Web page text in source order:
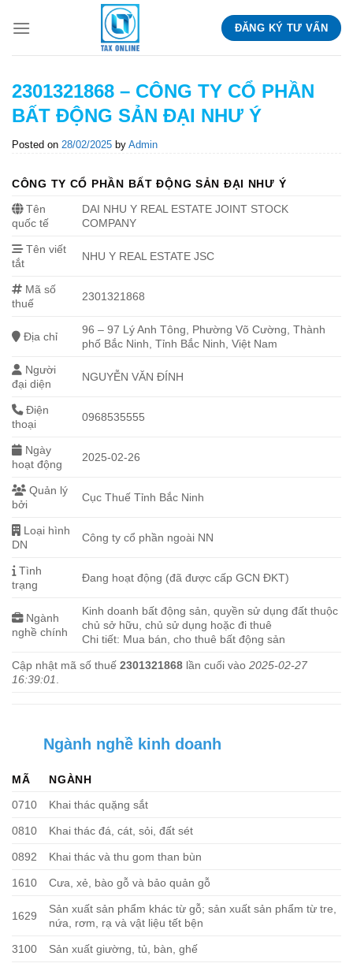
ĐĂNG KÝ TƯ VẤN
2301321868 – CÔNG TY CỔ PHẦN
BẤT ĐỘNG SẢN ĐẠI NHƯ Ý
Posted on 28/02/2025 by Admin
CÔNG TY CỔ PHẦN BẤT ĐỘNG SẢN ĐẠI NHƯ Ý
Tên
quốc tế
DAI NHU Y REAL ESTATE JOINT STOCK
COMPANY
Tên viết
tắt
NHU Y REAL ESTATE JSC
Mã số
thuế
2301321868
Địa chỉ
96 – 97 Lý Anh Tông, Phường Võ Cường, Thành
phố Bắc Ninh, Tỉnh Bắc Ninh, Việt Nam
Người
đại diện
NGUYỄN VĂN ĐÍNH
Điện
thoại
0968535555
Ngày
hoạt động
2025-02-26
Quản lý
bởi
Cục Thuế Tỉnh Bắc Ninh
Loại hình
DN
Công ty cổ phần ngoài NN
Tình
trạng
Đang hoạt động (đã được cấp GCN ĐKT)
Ngành
nghề chính
Kinh doanh bất động sản, quyền sử dụng đất thuộc
chủ sở hữu, chủ sử dụng hoặc đi thuê
Chi tiết: Mua bán, cho thuê bất động sản
Cập nhật mã số thuế 2301321868 lần cuối vào 2025-02-27
16:39:01
Ngành nghề kinh doanh
MÃ
NGÀNH
0710
Khai thác quặng sắt
0810 Khai thác đá, cát, sỏi, đất sét
0892 Khai thác và thu gom than bùn
1610 Cưa, xẻ, bào gỗ và bảo quản gỗ
1629
Sản xuất sản phẩm khác từ gỗ; sản xuất sản phẩm từ tre,
nứa, rơm, rạ và vật liệu tết bện
3100 Sản xuất giường, tủ, bàn, ghế